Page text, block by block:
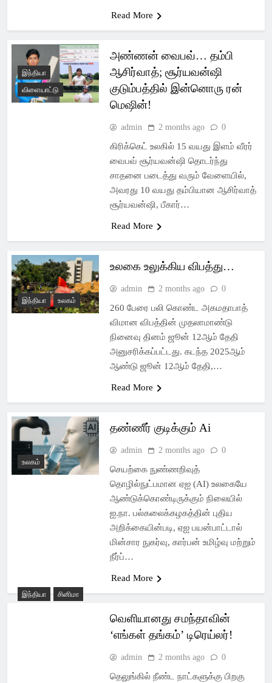
Read More
இந்தியா
விளையாட்டு
அண்ணன் வைபவ்… தம்பி
ஆசிர்வாத்; சூர்யவன்ஷி
குடும்பத்தில் இன்னொரு ரன்
மெஷின்!
admin 2 months ago 0
கிரிக்கெட் உலகில் 15 வயது இளம் வீரர்
வைபவ் சூர்யவன்ஷி தொடர்ந்து
சாதனை படைத்து வரும் வேளையில்,
அவரது 10 வயது தம்பியான ஆசிர்வாத்
சூர்யவன்ஷி, பீகார்…
Read More
இந்தியா உலகம்
உலகை உலுக்கிய விபத்து…
admin 2 months ago 0
260 பேரை பலி கொண்ட அகமதாபாத்
விமான விபத்தின் முதலாமாண்டு
நினைவு தினம் ஜூன் 12ஆம் தேதி
அனுசரிக்கப்பட்டது. கடந்த 2025ஆம்
ஆண்டு ஜூன் 12ஆம் தேதி,…
Read More
உலகம்
தண்ணீர் குடிக்கும் Ai
admin 2 months ago 0
செயற்கை நுண்ணறிவுத்
தொழில்நுட்பமான ஏஐ (AI) உலகையே
ஆண்டுக்கொண்டிருக்கும் நிலையில்
ஐ.நா. பல்கலைக்கழகத்தின் புதிய
அறிக்கையின்படி, ஏஐ பயன்பாட்டால்
மின்சார நுகர்வு, கார்பன் உமிழ்வு மற்றும்
நீர்ப்…
Read More
இந்தியா சினிமா
வெளியானது சமந்தாவின்
‘எங்கள் தங்கம்’ டிரெய்லர்!
admin 2 months ago 0
தெலுங்கில் நீண்ட நாட்களுக்கு பிறகு